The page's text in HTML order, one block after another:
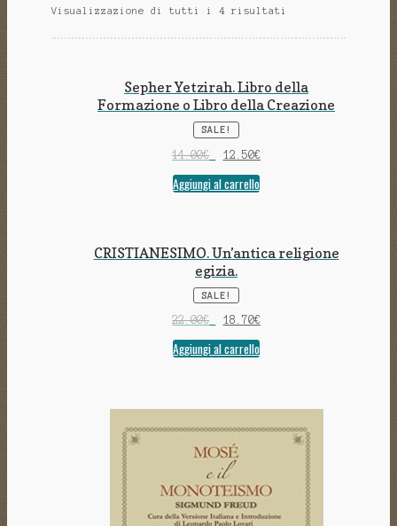
Visualizzazione di tutti i 4 risultati
Sepher Yetzirah. Libro della
Formazione o Libro della Creazione
SALE!
14.00€ 12.50€
Aggiungi al carrello
CRISTIANESIMO. Un’antica religione
egizia.
SALE!
22.00€ 18.70€
Aggiungi al carrello